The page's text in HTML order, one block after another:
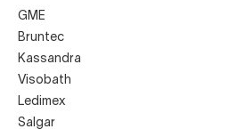
GME
Bruntec
Kassandra
Visobath
Ledimex
Salgar